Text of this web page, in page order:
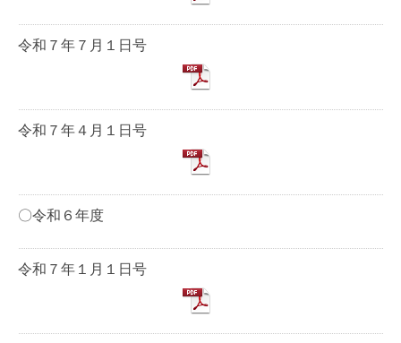
令和７年７月１日号
令和７年４月１日号
〇令和６年度
令和７年１月１日号